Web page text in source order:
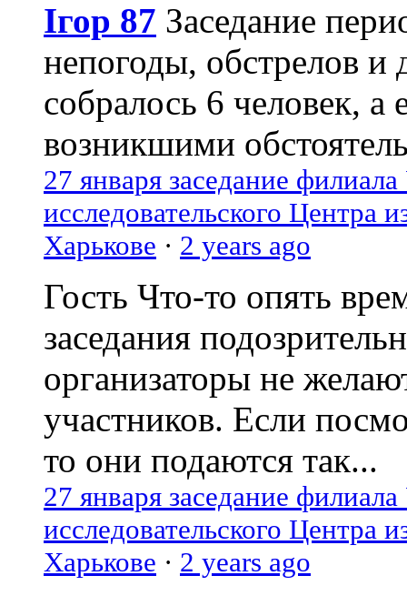
Ігор 87 Заседание
непогоды, обстрелов и
собралось 6 человек, а
возникшими
27 января заседание
исследовательского Центра
Харькове · 2 years ago
Гость Что-то опять
заседания
организаторы не
участников. Если
то они подаются так...
27 января заседание
исследовательского Центра
Харькове · 2 years ago